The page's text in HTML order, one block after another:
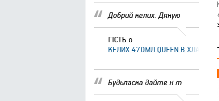
Добрий келих. Дякую
ГІСТЬ о
КЕЛИХ 470МЛ QUEEN В
Будьласка дайте н т